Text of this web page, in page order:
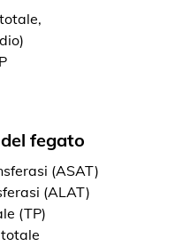
fegato
(ASAT)
(ALAT)
(TP)